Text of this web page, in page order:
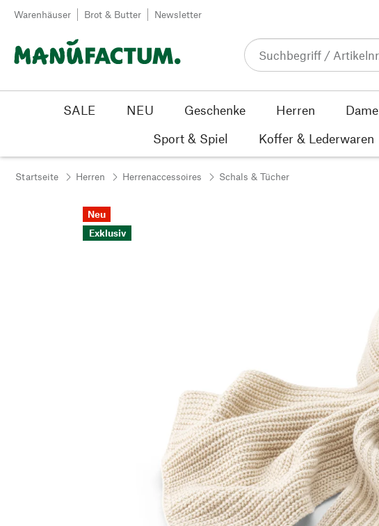
Zum Inhalt springen
Warenhäuser Brot & Butter Newsletter
SALE NEU Geschenke Herren
Sport & Spiel
Koffer & Lederwaren
Startseite Herren Herrenaccessoires Schals & Tücher
Neu
Exklusiv